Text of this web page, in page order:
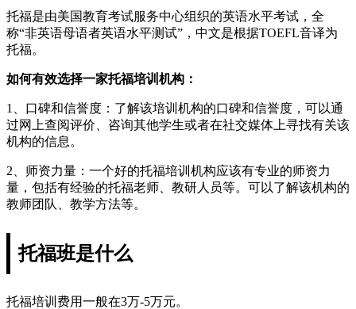
托福是由美国教育考试服务中心组织的英语水平考试，全
称“非英语母语者英语水平测试”，中文是根据TOEFL音译为
托福。
如何有效选择一家托福培训机构：
1、口碑和信誉度：了解该培训机构的口碑和信誉度，可以通
过网上查阅评价、咨询其他学生或者在社交媒体上寻找有关该
机构的信息。
2、师资力量：一个好的托福培训机构应该有专业的师资力
量，包括有经验的托福老师、教研人员等。可以了解该机构的
教师团队、教学方法等。
托福班是什么
托福培训费用一般在3万-5万元。